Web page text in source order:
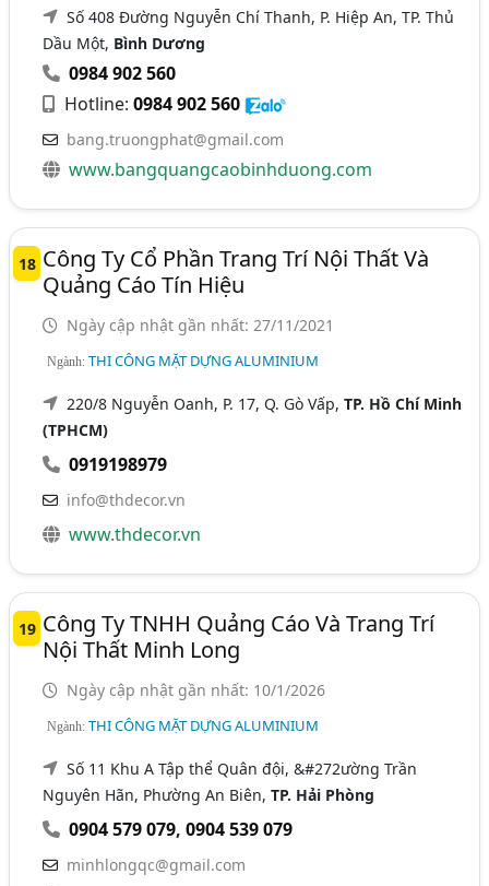
Số 408 Đường Nguyễn Chí Thanh, P. Hiệp An, TP. Thủ
Dầu Một, Bình Dương
0984 902 560
Hotline:0984 902 560
bang.truongphat@gmail.com
www.bangquangcaobinhduong.com
18 Công Ty Cổ Phần Trang Trí Nội Thất Và
Quảng Cáo Tín Hiệu
Ngày cập nhật gần nhất: 27/11/2021
Ngành:THI CÔNG MẶT DỰNG ALUMINIUM
220/8 Nguyễn Oanh, P. 17, Q. Gò Vấp,TP. Hồ Chí Minh
(TPHCM)
0919198979
info@thdecor.vn
www.thdecor.vn
19 Công Ty TNHH Quảng Cáo Và Trang Trí
Nội Thất Minh Long
Ngày cập nhật gần nhất: 10/1/2026
Ngành:THI CÔNG MẶT DỰNG ALUMINIUM
Số 11 Khu A Tập thể Quân đội, &#272ường Trần
Nguyên Hãn, Phường An Biên,TP. Hải Phòng
0904 579 079,0904 539 079
minhlongqc@gmail.com